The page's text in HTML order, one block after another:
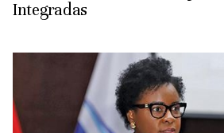
Integradas